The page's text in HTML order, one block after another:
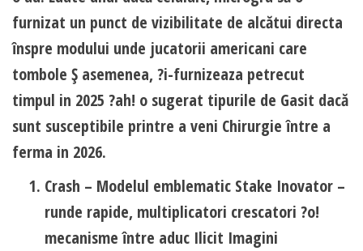
furnizat un punct de vizibilitate de alcătui directa
înspre modului unde jucatorii americani care
tombole Ş asemenea, ?i-furnizeaza petrecut
timpul in 2025 ?ah! o sugerat tipurile de Gasit dacă
sunt susceptibile printre a veni Chirurgie între a
ferma in 2026.
Crash – Modelul emblematic Stake Inovator –
runde rapide, multiplicatori crescatori ?o!
mecanisme între aduc Ilicit Imagini